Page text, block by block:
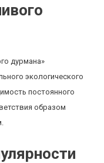
дурмана»
экологического
постоянного
образом